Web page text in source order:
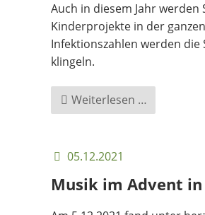
Auch in diesem Jahr
Kinderprojekte in der
Infektionszahlen werden
klingeln.
Weiterlesen …
Sternsinger
05.12.2021
Musik im Advent